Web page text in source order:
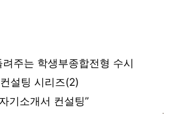
려주는 학생부종합전형 수시
컨설팅 시리즈(2)
기소개서 컨설팅”